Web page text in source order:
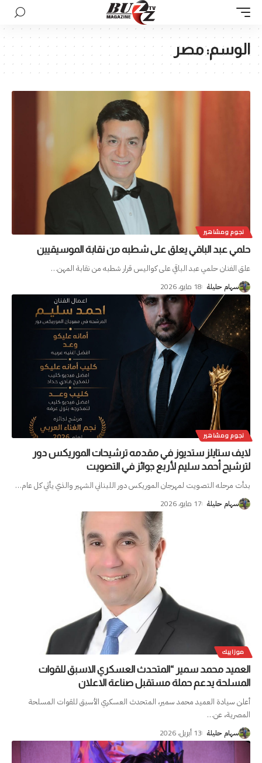
الوسم:مصر
نجوم ومشاهير
حلمي عبد الباقي يعلق على شطبه من نقابة الموسيقيين
علق الفنان حلمي عبد الباقي على كواليس قرار شطبه من نقابة المهن…
سهام حليلة 18 مايو، 2026
نجوم ومشاهير
لايف ستايلز ستديوز في مقدمه ترشيحات الموريكس دور
لترشيح أحمد سليم لأربع جوائز في التصويت
بدأت مرحله التصويت لمهرجان الموريكس دور اللبناني الشهير والذي يأتي كل عام…
سهام حليلة 17 مايو، 2026
موزاييك
العميد محمد سمير “المتحدث العسكري الاسبق للقوات
المسلحة يدعم حملة مستقبل صناعة الاعلان
أعلن سيادة العميد محمد سمير، المتحدث العسكري الأسبق للقوات المسلحة
المصرية، عن…
سهام حليلة 13 أبريل، 2026